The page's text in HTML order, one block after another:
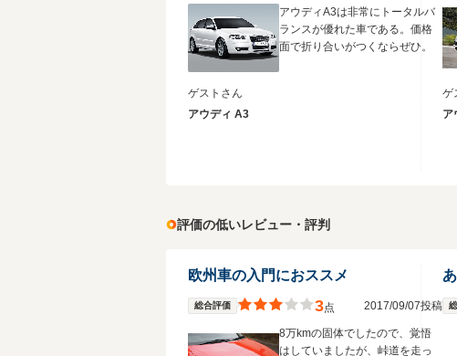
アウディA3は非常にトータルバ
ランスが優れた車である。価格
面で折り合いがつくならぜひ。
ゲストさん
アウディ A3
ゲ
ア
評価の低いレビュー・評判
欧州車の入門におススメ
総合評価 3点 2017/09/07投稿
8万kmの固体でしたので、覚悟
はしていましたが、峠道を走っ